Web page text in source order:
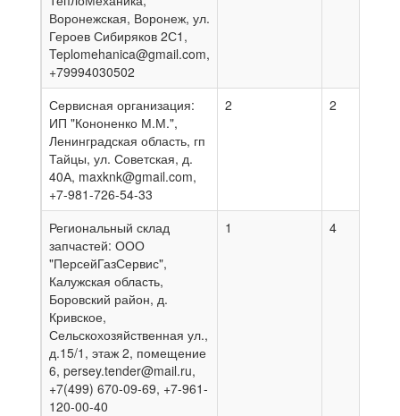
Воронежская, Воронеж, ул.
Героев Сибиряков 2С1,
Teplomehanica@gmail.com,
+79994030502
Сервисная организация:
ИП "Кононенко М.М.",
Ленинградская область, гп
Тайцы, ул. Советская, д.
40А, maxknk@gmail.com,
+7-981-726-54-33
2 2
Региональный склад
запчастей: ООО
"ПерсейГазСервис",
Калужская область,
Боровский район, д.
Кривское,
Сельскохозяйственная ул.,
д.15/1, этаж 2, помещение
6, persey.tender@mail.ru,
+7(499) 670-09-69, +7-961-
120-00-40
1 4